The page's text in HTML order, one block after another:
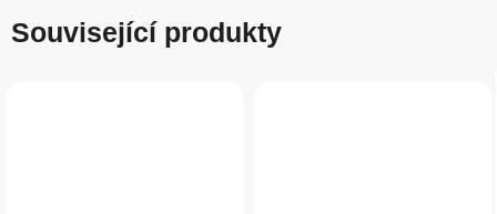
Související produkty